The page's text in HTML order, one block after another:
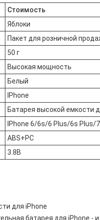
Стоимость
Яблоки
Пакет для розничной
50 г
Высокая мощность
Белый
IPhone
Батарея высокой емкости
IPhone 6/6s/6 Plus/6s
ABS+PC
3.8В
для iPhone
батарея для iPhone -